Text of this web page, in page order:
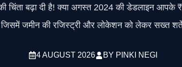
चिंता बढ़ा दी है! क्या अगस्त 2024 की डेडलाइन
जमीन की रजिस्ट्री और लोकेशन को लेकर सख्त
4 AUGUST 2026 BY PINKI NEGI